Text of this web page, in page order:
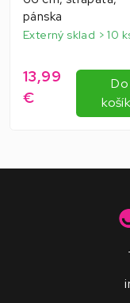
pánska
Externý sklad > 10
13,99
€
Do